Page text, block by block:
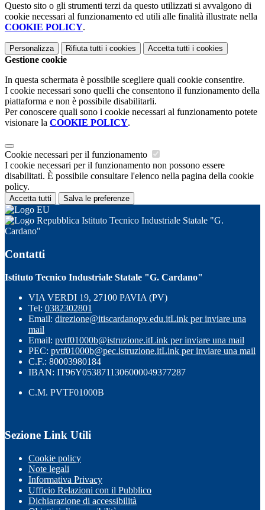
Questo sito o gli strumenti terzi da questo utilizzati si avvalgono di
cookie necessari al funzionamento ed utili alle finalità illustrate nella
COOKIE POLICY.
Personalizza Rifiuta tutti i cookies Accetta tutti i cookies
Gestione cookie
In questa schermata è possibile scegliere quali cookie consentire.
I cookie necessari sono quelli che consentono il funzionamento della
piattaforma e non è possibile disabilitarli.
Per conoscere quali sono i cookie necessari al funzionamento potete
visionare la COOKIE POLICY.
Cookie necessari per il funzionamento
I cookie necessari per il funzionamento non possono essere
disabilitati. È possibile consultare l'elenco nella pagina della cookie
policy.
Accetta tutti Salva le preferenze
Istituto Tecnico Industriale Statale "G.
Cardano"
Contatti
Istituto Tecnico Industriale Statale "G. Cardano"
VIA VERDI 19, 27100 PAVIA (PV)
Tel: 0382302801
Email: direzione@itiscardanopv.edu.itLink per inviare una
mail
Email: pvtf01000b@istruzione.itLink per inviare una mail
PEC: pvtf01000b@pec.istruzione.itLink per inviare una mail
C.F.: 80003980184
IBAN: IT96Y0538711306000049377287
C.M. PVTF01000B
Sezione Link Utili
Cookie policy
Note legali
Informativa Privacy
Ufficio Relazioni con il Pubblico
Dichiarazione di accessibilità